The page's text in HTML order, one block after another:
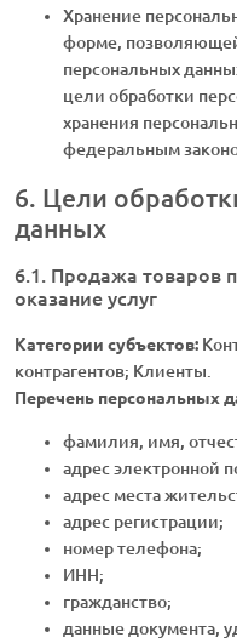
Хранение
форме,
персональных
цели обработки
хранения
федеральным
6. Цели
данных
6.1. Продажа товаров
оказание услуг
Категории субъектов:
контрагентов; Клиенты.
Перечень персональных
фамилия, имя,
адрес электронной
адрес места
адрес регистрации;
номер телефона;
ИНН;
гражданство;
данные документа,